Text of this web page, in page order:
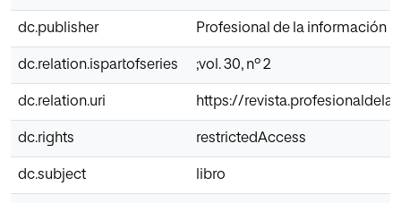
dc.publisher Profesional de la información
dc.relation.ispartofseries ;vol. 30, nº 2
dc.relation.uri https://
dc.rights restrictedAccess
dc.subject libro